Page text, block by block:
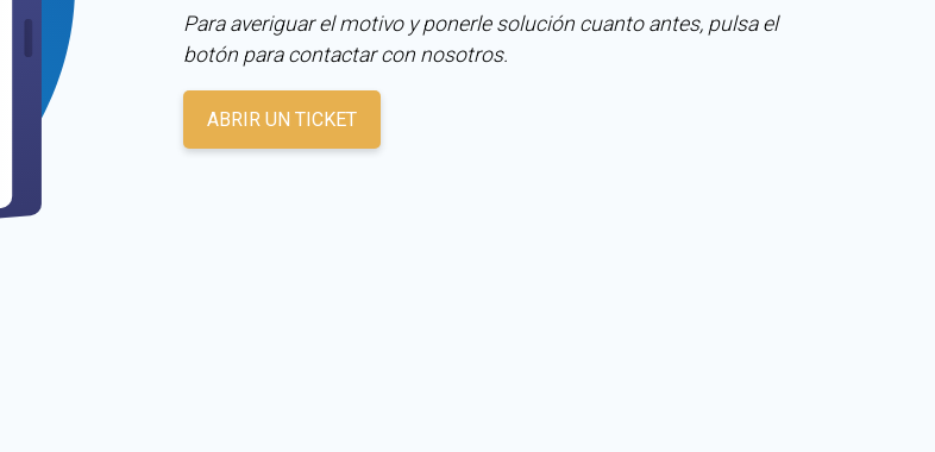
Para averiguar el motivo y ponerle solución cuanto antes, pulsa el
botón para contactar con nosotros.
ABRIR UN TICKET